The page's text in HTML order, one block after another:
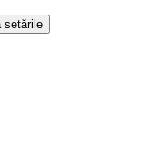
setările